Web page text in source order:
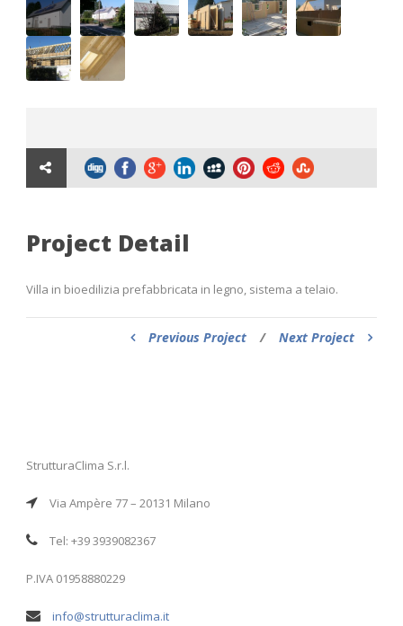
Project Detail
Villa in bioedilizia prefabbricata in legno, sistema a telaio.
Previous Project / Next Project
StrutturaClima S.r.l.
Via Ampère 77 – 20131 Milano
Tel: +39 3939082367
P.IVA 01958880229
info@strutturaclima.it